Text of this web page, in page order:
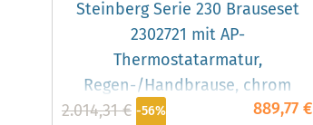
Steinberg Serie 230 Brauseset
2302721 mit AP-
Thermostatarmatur,
Regen-/Handbrause, chrom
889,77 €
2.014,31 € -56%